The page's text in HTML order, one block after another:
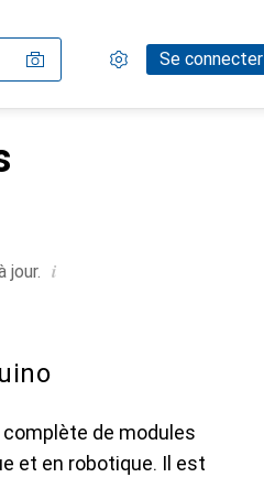
Paramètres
Compte clientSe connecter
Listes de comparaison
Listes d'envies
Panier
jour. i
de modules
et en robotique. Il est